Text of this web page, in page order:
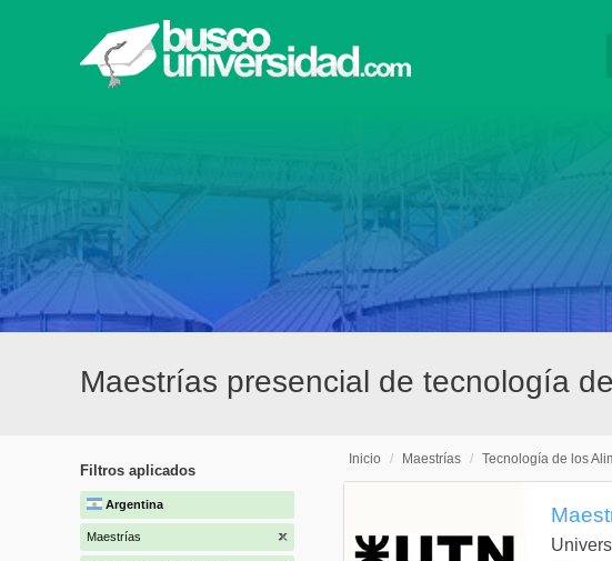
Maestrías presencial de tecnología
Filtros aplicados
Argentina
Maestrías
Inicio / Maestrías / Tecnología de los